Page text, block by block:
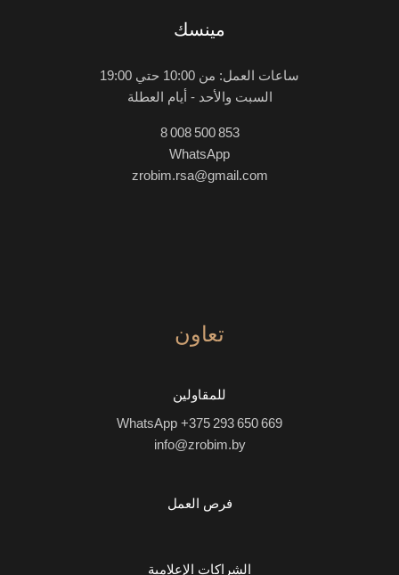
مينسك
ساعات العمل: من 10:00 حتي 19:00
السبت والأحد - أيام العطلة
8 008 500 853
WhatsApp
zrobim.rsa@gmail.com
تعاون
للمقاولين
WhatsApp +375 293 650 669
info@zrobim.by
فرص العمل
الشراكات الإعلامية